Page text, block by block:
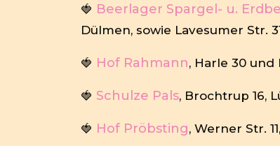
🍓 Beerlager Spargel- u.
Dülmen, sowie Lavesumer Str.
🍓 Hof Rahmann, Harle 30 und
🍓 Schulze Pals, Brochtrup 16,
🍓 Hof Pröbsting, Werner Str.